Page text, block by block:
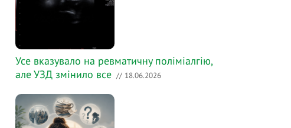
Усе вказувало на ревматичну поліміалгію,
але УЗД змінило все // 18.06.2026